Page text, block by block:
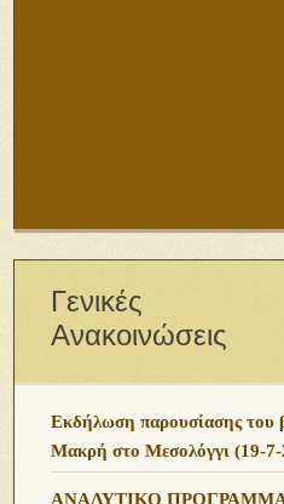
Γενικές
Ανακοινώσεις
Εκδήλωση παρουσίασης του
Μακρή στο Μεσολόγγι (19-